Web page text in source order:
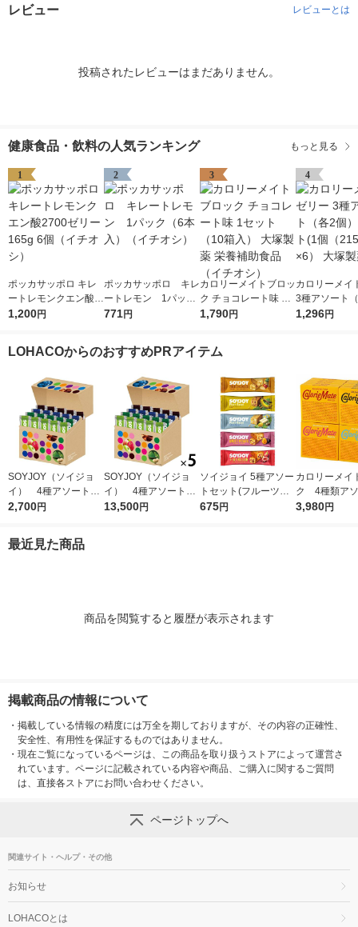
レビュー レビューとは
投稿されたレビューはまだありません。
健康食品・飲料の人気ランキング もっと見る
1
ポッカサッポロ キレ
ートレモンクエン酸2
700ゼリー165g 6個
1,200円
2
ポッカサッポロ キレ
ートレモン 1パック
（6本入）（イチオ
771円
3
カロリーメイトブロッ
ク チョコレート味 1
セット（10箱入） 大
1,790円
4
カロリーメイ
3種アソート
個） 1セット
1,296円
LOHACOからのおすすめPRアイテム
SOYJOY（ソイジョ
イ） 4種アソートセ
ット 1箱（20本入）
2,700円
SOYJOY（ソイジョ
イ） 4種アソート
1セット（1箱（20本
13,500円
ソイジョイ 5種アソー
トセット(フルーツ＆
ベイクドチーズ・バナ
675円
カロリーメイ
ク 4種類ア
（チーズ・チ
3,980円
最近見た商品
商品を閲覧すると履歴が表示されます
掲載商品の情報について
・ 掲載している情報の精度には万全を期しておりますが、その内容の正確性、
安全性、有用性を保証するものではありません。
・ 現在ご覧になっているページは、この商品を取り扱うストアによって運営さ
れています。ページに記載されている内容や商品、ご購入に関するご質問
は、直接各ストアにお問い合わせください。
ページトップへ
関連サイト・ヘルプ・その他
お知らせ
LOHACOとは